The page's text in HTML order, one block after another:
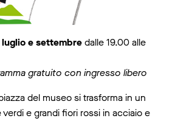
e settembredalle 19.00 alle
gratuito con ingresso libero
del museo si trasforma in un
e grandi fiori rossi in acciaio e